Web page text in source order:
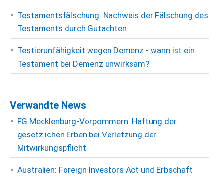
Testamentsfälschung: Nachweis der Fälschung des
Testaments durch Gutachten
Testierunfähigkeit wegen Demenz - wann ist ein
Testament bei Demenz unwirksam?
Verwandte News
FG Mecklenburg-Vorpommern: Haftung der
gesetzlichen Erben bei Verletzung der
Mitwirkungspflicht
Australien: Foreign Investors Act und Erbschaft